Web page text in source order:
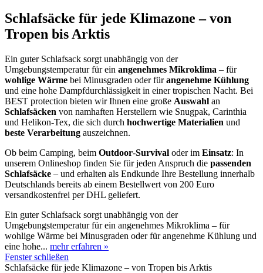
Schlafsäcke für jede Klimazone – von
Tropen bis Arktis
Ein guter Schlafsack sorgt unabhängig von der
Umgebungstemperatur für ein angenehmes Mikroklima – für
wohlige Wärme bei Minusgraden oder fürangenehme Kühlung
und eine hohe Dampfdurchlässigkeit in einer tropischen Nacht. Bei
BEST protection bieten wir Ihnen eine große Auswahl an
Schlafsäcken von namhaften Herstellern wie Snugpak, Carinthia
und Helikon-Tex, die sich durch hochwertige Materialien und
beste Verarbeitung auszeichnen.
Ob beim Camping, beim Outdoor-Survival oder im Einsatz: In
unserem Onlineshop finden Sie für jeden Anspruch die passenden
Schlafsäcke – und erhalten als Endkunde Ihre Bestellung innerhalb
Deutschlands bereits ab einem Bestellwert von 200 Euro
versandkostenfrei per DHL geliefert.
Ein guter Schlafsack sorgt unabhängig von der
Umgebungstemperatur für ein angenehmes Mikroklima – für
wohlige Wärme bei Minusgraden oder für angenehme Kühlung und
eine hohe... mehr erfahren »
Fenster schließen
Schlafsäcke für jede Klimazone – von Tropen bis Arktis